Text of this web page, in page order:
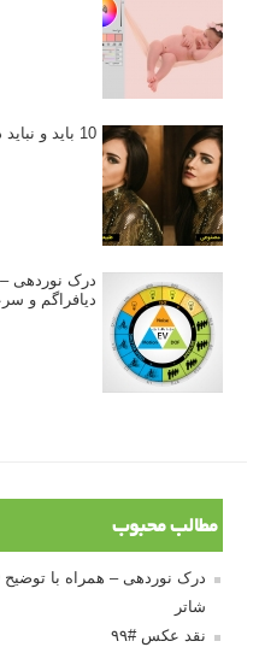
10 باید و نباید در روتوش عکس ها
دیافراگم و
مطالب محبوب
شاتر
نقد عکس #۹۹